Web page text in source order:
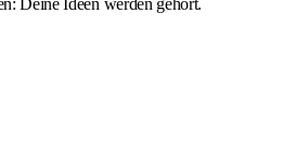
Deine Ideen werden gehört.